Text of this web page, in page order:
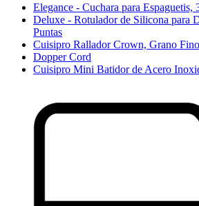
Elegance - Cuchara para Espaguetis,
Deluxe - Rotulador de Silicona para
Puntas
Cuisipro Rallador Crown, Grano Fino
Dopper Cord
Cuisipro Mini Batidor de Acero